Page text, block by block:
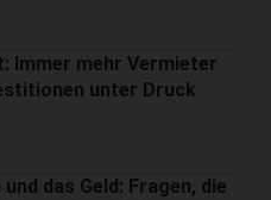
Immer mehr Vermieter
unter Druck
und das Geld: Fragen, die